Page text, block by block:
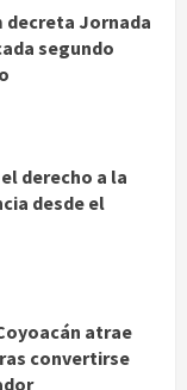
decreta Jornada
segundo
derecho a la
desde el
atrae
convertirse